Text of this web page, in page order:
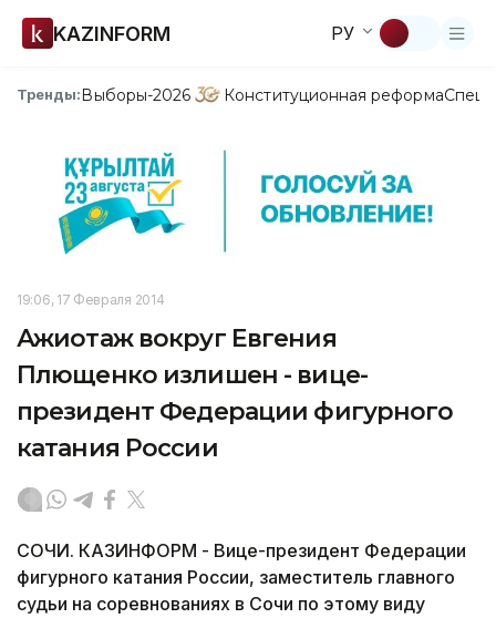
KAZINFORM РУ
Тренды:Выборы-2026 Конституционная реформа
19:06, 17 Февраля 2014
Ажиотаж вокруг Евгения
Плющенко излишен - вице-
президент Федерации фигурного
катания России
СОЧИ. КАЗИНФОРМ - Вице-президент Федерации
фигурного катания России, заместитель главного
судьи на соревнованиях в Сочи по этому виду